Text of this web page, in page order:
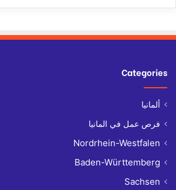
Categories
ألمانيا
فرص عمل في المانيا
Nordrhein-Westfalen
Baden-Württemberg
Sachsen